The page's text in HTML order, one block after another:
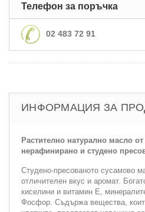
Телефон за поръчка
02 483 72 91
ИНФОРМАЦИЯ ЗА
Растително натурално масло
нерафинирано и студено
Студено-пресованото сусамово
отличителен вкус и аромат.
киселини и витамин Е,
Фосфор. Съдържа вещества,